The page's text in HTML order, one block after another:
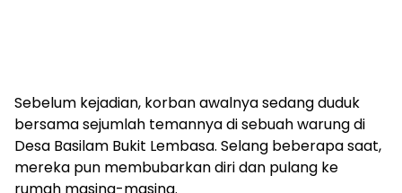
Sebelum kejadian, korban awalnya sedang duduk
bersama sejumlah temannya di sebuah warung di
Desa Basilam Bukit Lembasa. Selang beberapa saat,
mereka pun membubarkan diri dan pulang ke